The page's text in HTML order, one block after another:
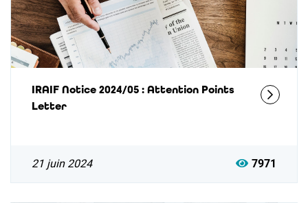
IRAIF Notice 2024/05 : Attention Points
Letter
21 juin 2024 7971